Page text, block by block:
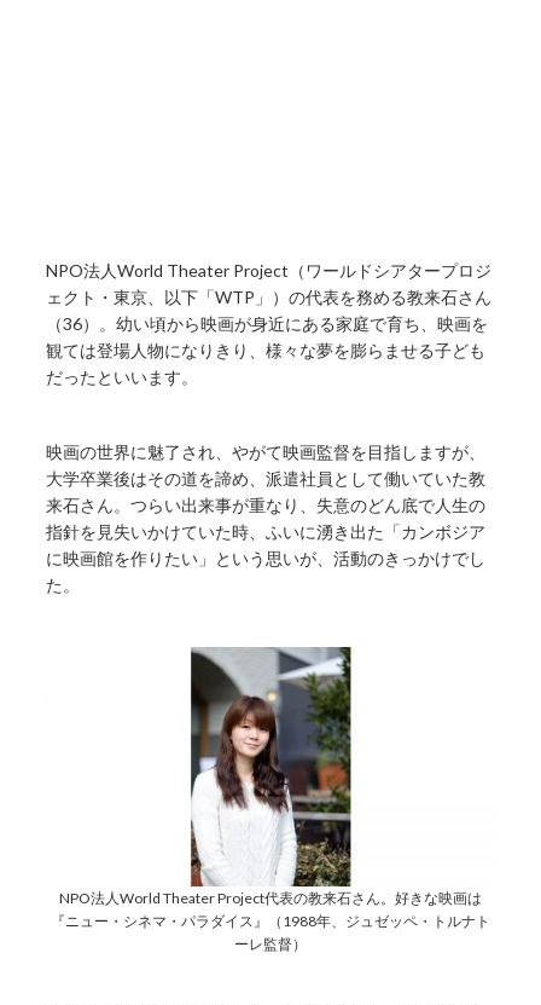
NPO法人World Theater Project（ワールドシアタープロジ
ェクト・東京、以下「WTP」）の代表を務める教来石さん
（36）。幼い頃から映画が身近にある家庭で育ち、映画を
観ては登場人物になりきり、様々な夢を膨らませる子ども
だったといいます。
映画の世界に魅了され、やがて映画監督を目指しますが、
大学卒業後はその道を諦め、派遣社員として働いていた教
来石さん。つらい出来事が重なり、失意のどん底で人生の
指針を見失いかけていた時、ふいに湧き出た「カンボジア
に映画館を作りたい」という思いが、活動のきっかけでし
た。
NPO法人World Theater Project代表の教来石さん。好きな映画は
『ニュー・シネマ・パラダイス』（1988年、ジュゼッペ・トルナト
ーレ監督）